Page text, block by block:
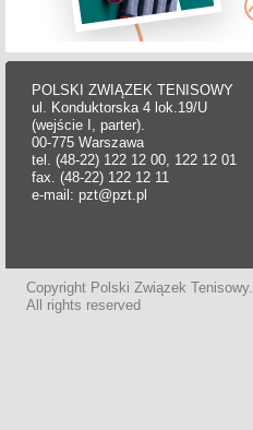
POLSKI ZWIĄZEK TENISOWY
ul. Konduktorska 4 lok.19/U
(wejście I, parter).
00-775 Warszawa
tel. (48-22) 122 12 00, 122 12 01
fax. (48-22) 122 12 11
e-mail: pzt@pzt.pl
Copyright Polski Związek Tenisowy.
All rights reserved